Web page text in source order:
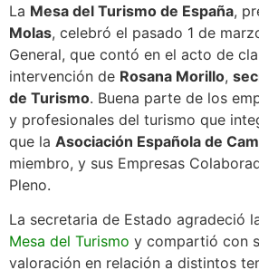
La Mesa del Turismo de España,
Molas, celebró el pasado 1 de
General, que contó en el acto de
intervención de Rosana Morillo,
de Turismo. Buena parte de los
y profesionales del turismo que
que la Asociación Española de
miembro, y sus Empresas
Pleno.
La secretaria de Estado agradeció
Mesa del Turismo y compartió con
valoración en relación a distintos